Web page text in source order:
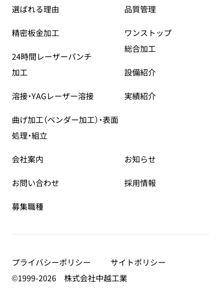
選ばれる理由
精密板金加工
24時間レーザーパンチ
加工
溶接・YAGレーザー溶接
曲げ加工（ベンダー加工）・表面
処理・組立
品質管理
ワンストップ
総合加工
設備紹介
実績紹介
会社案内
お知らせ
お問い合わせ
採用情報
募集職種
プライバシーポリシー
サイトポリシー
©1999-2026 株式会社中越工業